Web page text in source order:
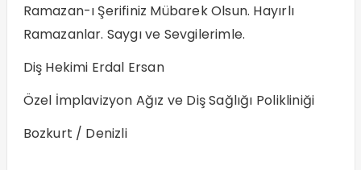
Ramazan-ı Şerifiniz Mübarek Olsun. Hayırlı
Ramazanlar. Saygı ve Sevgilerimle.
Diş Hekimi Erdal Ersan
Özel İmplavizyon Ağız ve Diş Sağlığı Polikliniği
Bozkurt / Denizli